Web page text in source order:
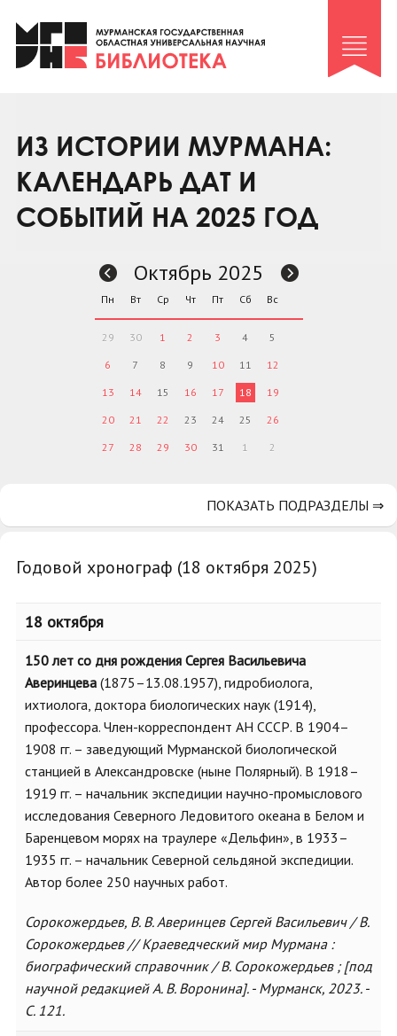
Клуб «Гиря и сельдерей»
Клуб «Семейный архив»
Коллегам
Контакты
ИЗ ИСТОРИИ МУРМАНА:
КАЛЕНДАРЬ ДАТ И
СОБЫТИЙ НА 2025 ГОД
Годовой хронограф (18 октября 2025)
18 октября
150 лет со дня рождения Сергея Васильевича
Аверинцева (1875–13.08.1957), гидробиолога,
ихтиолога, доктора биологических наук (1914),
профессора. Член-корреспондент АН СССР. В 1904–
1908 гг. – заведующий Мурманской биологической
станцией в Александровске (ныне Полярный). В 1918–
1919 гг. – начальник экспедиции научно-промыслового
исследования Северного Ледовитого океана в Белом и
Баренцевом морях на траулере «Дельфин», в 1933–
1935 гг. – начальник Северной сельдяной экспедиции.
Автор более 250 научных работ.
Сорокожердьев, В. В. Аверинцев Сергей Васильевич / В.
Сорокожердьев // Краеведческий мир Мурмана :
биографический справочник / В. Сорокожердьев ; [под
научной редакцией А. В. Воронина]. - Мурманск, 2023. -
С. 121.
Октябрь 2025
Пн Вт Ср Чт Пт Сб Вс
29 30 1 2 3 4 5
6 7 8 9 10 11 12
13 14 15 16 17 18 19
20 21 22 23 24 25 26
27 28 29 30 31 1 2
ПОКАЗАТЬ ПОДРАЗДЕЛЫ ⇒